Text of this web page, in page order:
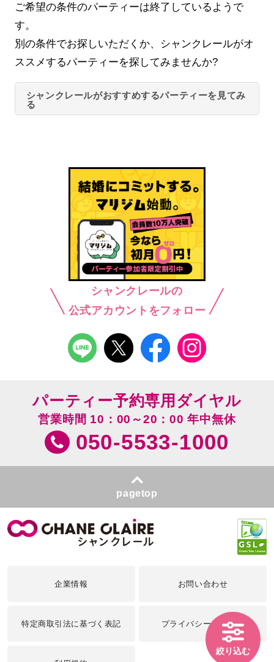
ご希望の条件のパーティーは終了しているようで
す。
別の条件でお探しいただくか、シャンクレールがオ
ススメするパーティーを探してみませんか?
シャンクレールがおすすめするパーティーを見てみ
る
シャンクレールの
公式アカウントをフォロー
絞り込む
パーティー予約専用ダイヤル
営業時間 10：00～20：00 年中無休
050-5533-1000
pagetop
企業情報 お問い合わせ
特定商取引法に基づく表記 プライバシーポリシー